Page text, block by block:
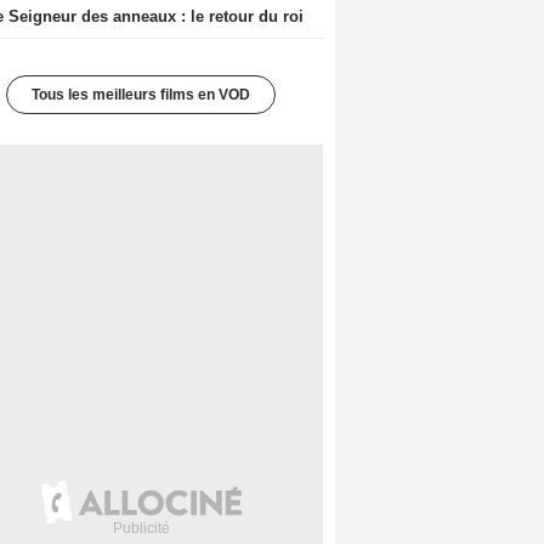
Seigneur des anneaux : le retour du roi
Tous les meilleurs films en VOD